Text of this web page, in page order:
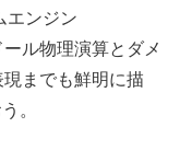
エンジン
ル物理演算とダメ
までも鮮明に描
。